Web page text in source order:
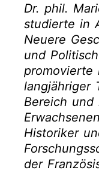
Dr. phil.
studierte in
Neuere
und
promovierte
langjähriger
Bereich und
Historiker
der